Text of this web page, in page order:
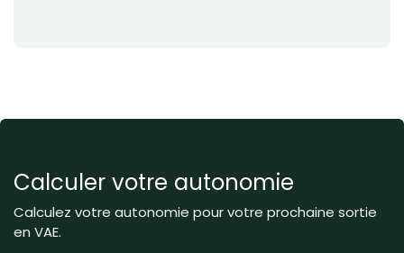
Calculer votre autonomie
Calculez votre autonomie pour votre prochaine sortie
en VAE.